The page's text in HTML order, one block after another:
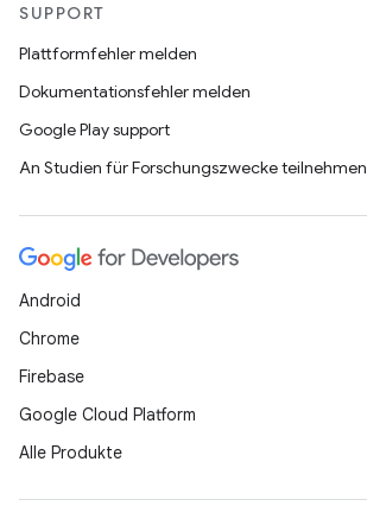
SUPPORT
Plattformfehler melden
Dokumentationsfehler melden
Google Play support
An Studien für Forschungszwecke teilnehmen
Android
Chrome
Firebase
Google Cloud Platform
Alle Produkte